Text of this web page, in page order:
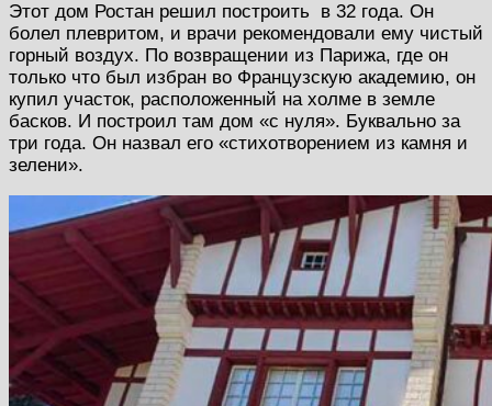
Этот дом Ростан решил построить в 32 года. Он
болел плевритом, и врачи рекомендовали ему чистый
горный воздух. По возвращении из Парижа, где он
только что был избран во Французскую академию, он
купил участок, расположенный на холме в земле
басков. И построил там дом «с нуля». Буквально за
три года. Он назвал его «стихотворением из камня и
зелени».